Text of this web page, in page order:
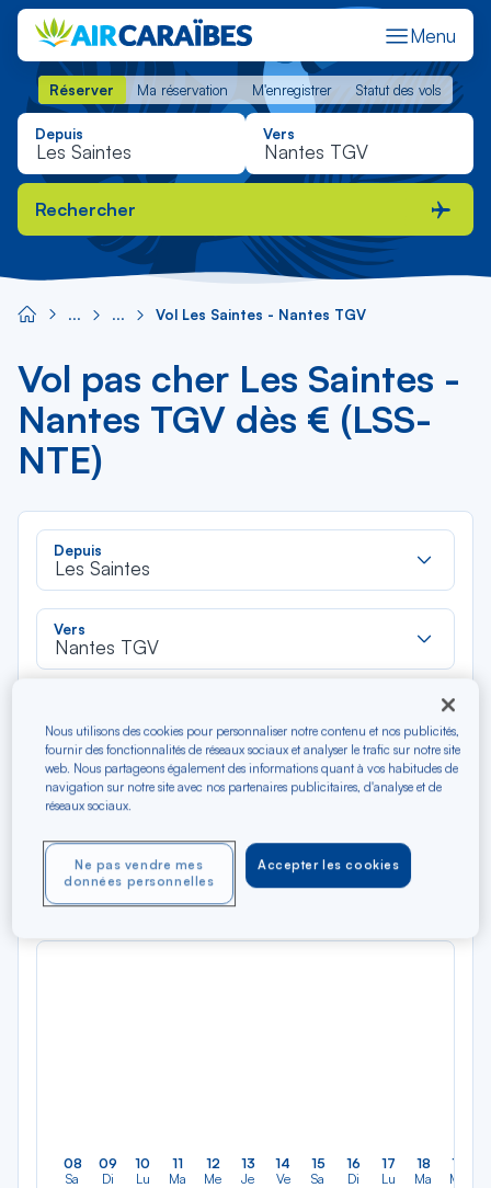
Menu
Réserver Ma réservation M'enregistrer Statut des vols
Réserver Ma réservation M'enregistrer Statut des vols
Depuis Vers
Rechercher
Vol Les Saintes - Nantes TGV
Vol pas cher Les Saintes -
Nantes TGV dès € (LSS-
NTE)
Depuis
Les Saintes
Vers
Nantes TGV
Aller-Retour Aller simple
Filtrer Vider
Précédent
AOÛ 2026
N/A*
Aller / Retour — Économique
08
Sa
09
Di
10
Lu
11
Ma
12
Me
13
Je
14
Ve
15
Sa
16
Di
17
Lu
18
Ma
19
Me
Nous utilisons des cookies pour personnaliser notre contenu et nos publicités,
fournir des fonctionnalités de réseaux sociaux et analyser le trafic sur notre site
web. Nous partageons également des informations quant à vos habitudes de
navigation sur notre site avec nos partenaires publicitaires, d'analyse et de
réseaux sociaux.
Accepter les cookies
Ne pas vendre mes
données personnelles